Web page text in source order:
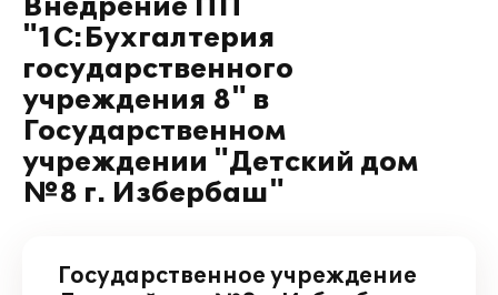
Внедрение ПП
"1С:Бухгалтерия
государственного
учреждения 8" в
Государственном
учреждении "Детский дом
№8 г. Избербаш"
Государственное учреждение